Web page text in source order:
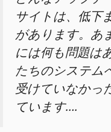
サイトは、低下
があります。あ
には何も問題は
たちのシステム
受けていなかっ
ています….